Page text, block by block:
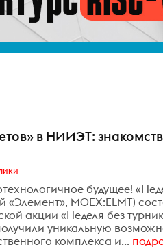
в НИИЭТ:
будущее!
MOEX:ELMT)
акции «Неделя без
уникальную
комплекса и...